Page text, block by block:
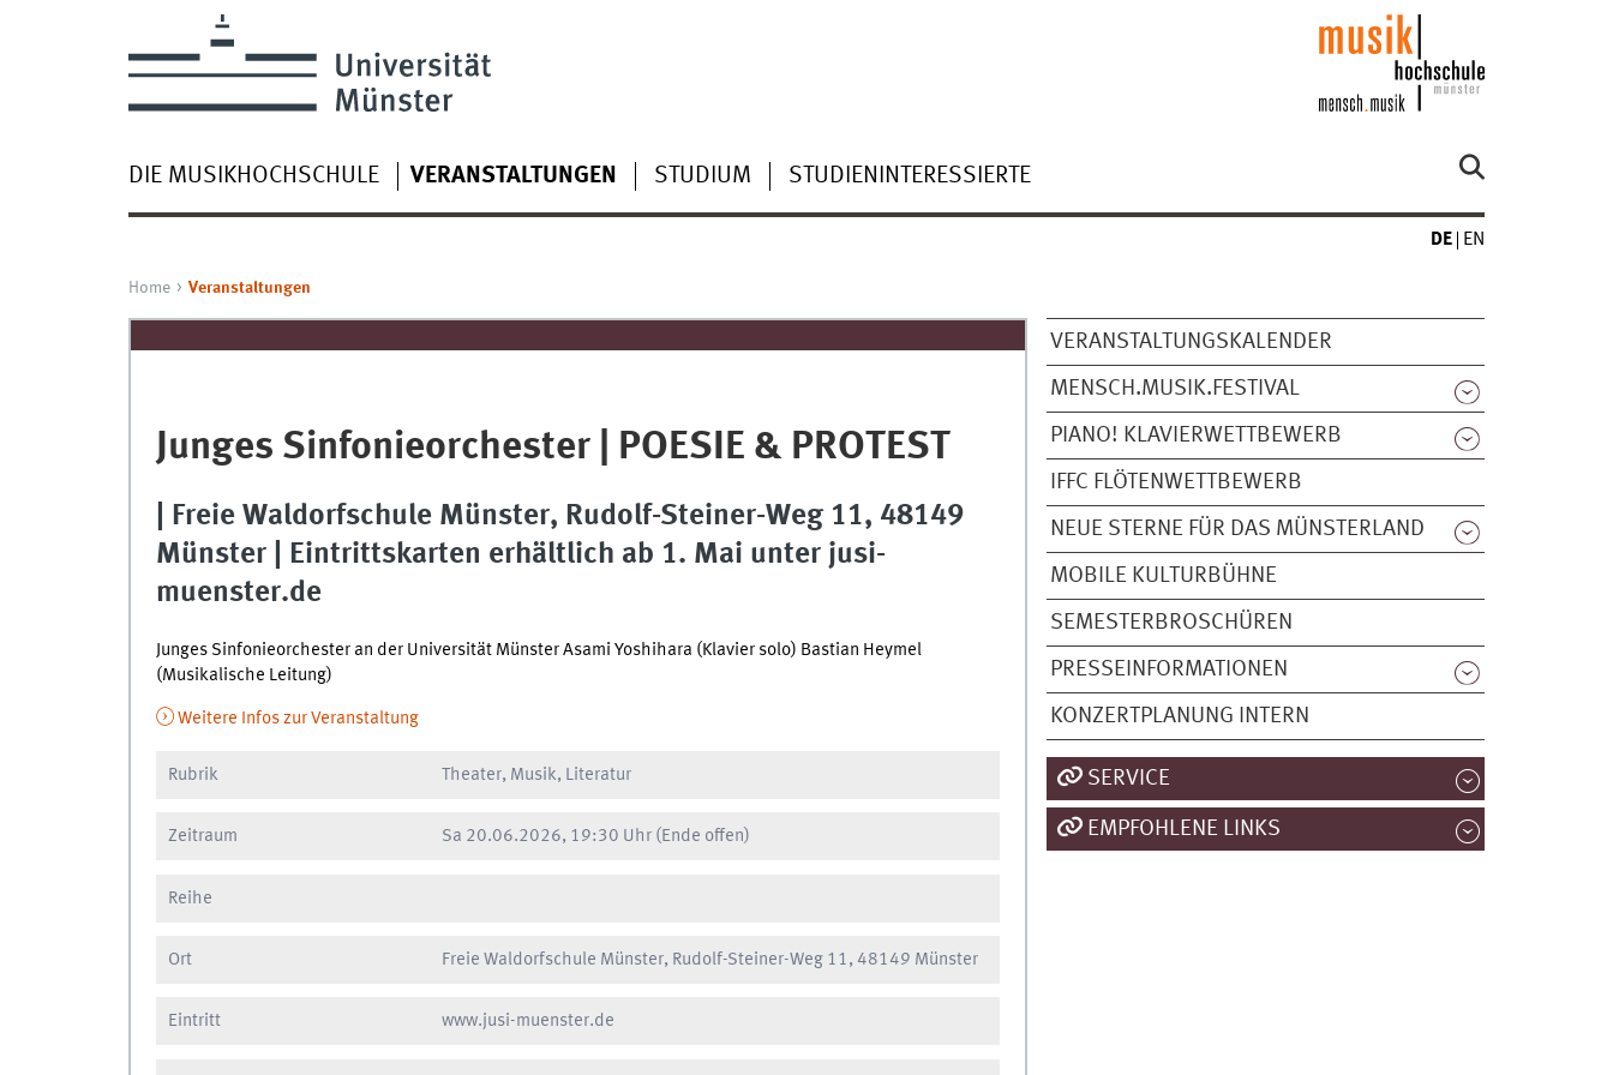
DIE MUSIKHOCHSCHULE VERANSTALTUNGEN STUDIUM STUDIENINTERESSIERTE
DE EN
Home Veranstaltungen
VERANSTALTUNGSKALENDER
MENSCH.MUSIK.FESTIVAL
PIANO! KLAVIERWETTBEWERB
IFFC FLÖTENWETTBEWERB
NEUE STERNE FÜR DAS MÜNSTERLAND
MOBILE KULTURBÜHNE
SEMESTERBROSCHÜREN
PRESSEINFORMATIONEN
KONZERTPLANUNG INTERN
Junges Sinfonieorchester | POESIE & PROTEST
| Freie Waldorfschule Münster, Rudolf-Steiner-Weg 11, 48149
Münster | Eintrittskarten erhältlich ab 1. Mai unter jusi-
muenster.de
Junges Sinfonieorchester an der Universität Münster Asami Yoshihara (Klavier solo) Bastian Heymel
(Musikalische Leitung)
Weitere Infos zur Veranstaltung
Rubrik Theater, Musik, Literatur
Zeitraum Sa 20.06.2026, 19:30 Uhr(Ende offen)
Reihe
Ort Freie Waldorfschule Münster, Rudolf-Steiner-Weg 11, 48149 Münster
Eintritt www.jusi-muenster.de
SERVICE
EMPFOHLENE LINKS